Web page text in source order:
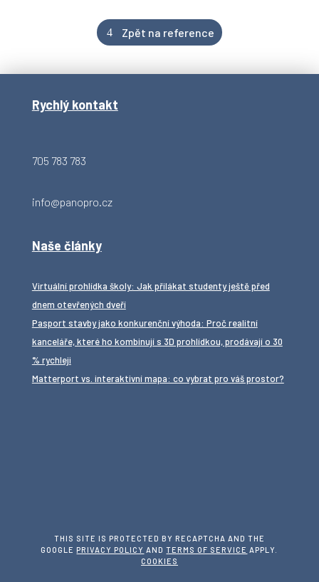
Zpět na reference
Rychlý kontakt
705 783 783
info@panopro.cz
Naše články
Virtuální prohlídka školy: Jak přilákat studenty ještě před
dnem otevřených dveří
Pasport stavby jako konkurenční výhoda: Proč realitní
kanceláře, které ho kombinují s 3D prohlídkou, prodávají o 30
% rychleji
Matterport vs. interaktivní mapa: co vybrat pro váš prostor?
THIS SITE IS PROTECTED BY RECAPTCHA AND THE
GOOGLE PRIVACY POLICY ANDTERMS OF SERVICE APPLY.
COOKIES